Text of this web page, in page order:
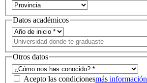
Datos académicos
Otros datos
Acepto las condicionesmás información